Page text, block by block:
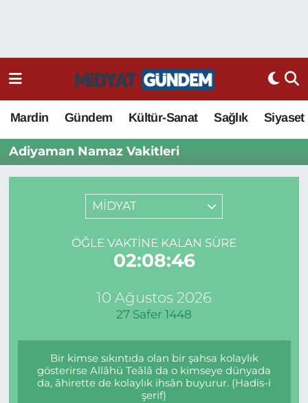
Mardin Gündem Kültür-Sanat Sağlık Siyaset
Adiyaman Namaz Vakitleri
MİDYAT
ÖĞLE VAKTINE KALAN SÜRE
02:08:46
10 Ağustos 2026
27 Safer 1448
Bir kimse sıkıntıda olan bir şahsa kolaylık
gösterirse Allâhü Teâlâ da o kimseye dünyada
da, âhirette de kolaylık ihsân buyurur. (Hadis-i
şerif)